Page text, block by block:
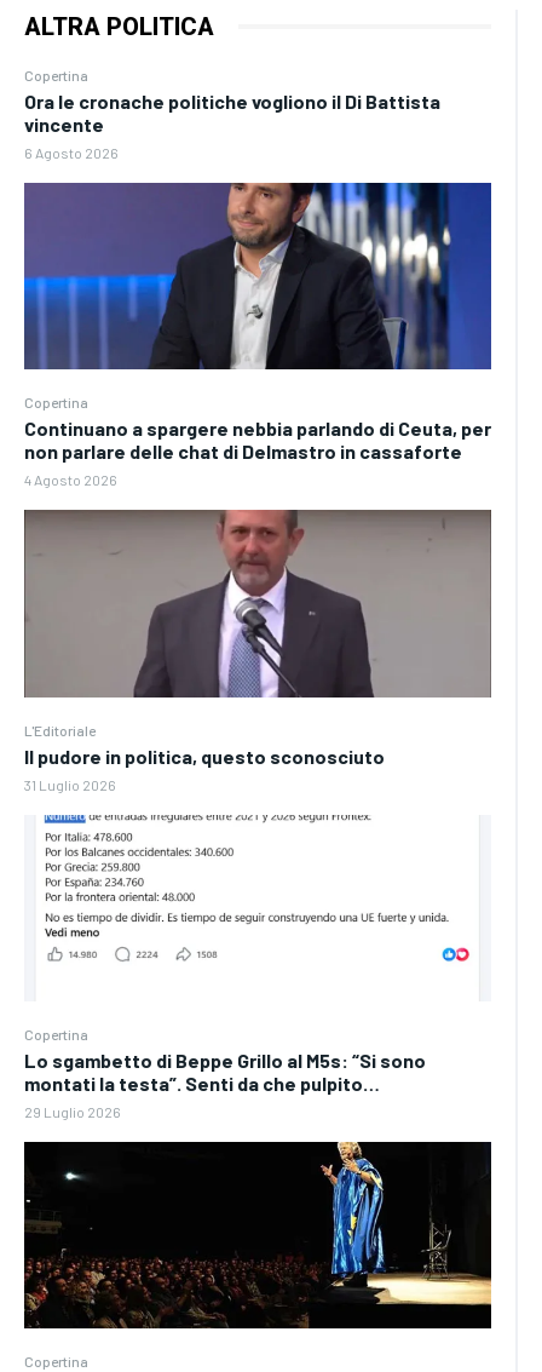
ALTRA POLITICA
Copertina
Ora le cronache politiche vogliono il Di Battista
vincente
6 Agosto 2026
Copertina
Continuano a spargere nebbia parlando di Ceuta, per
non parlare delle chat di Delmastro in cassaforte
4 Agosto 2026
L'Editoriale
Il pudore in politica, questo sconosciuto
31 Luglio 2026
Copertina
Lo sgambetto di Beppe Grillo al M5s: “Si sono
montati la testa”. Senti da che pulpito…
29 Luglio 2026
Copertina